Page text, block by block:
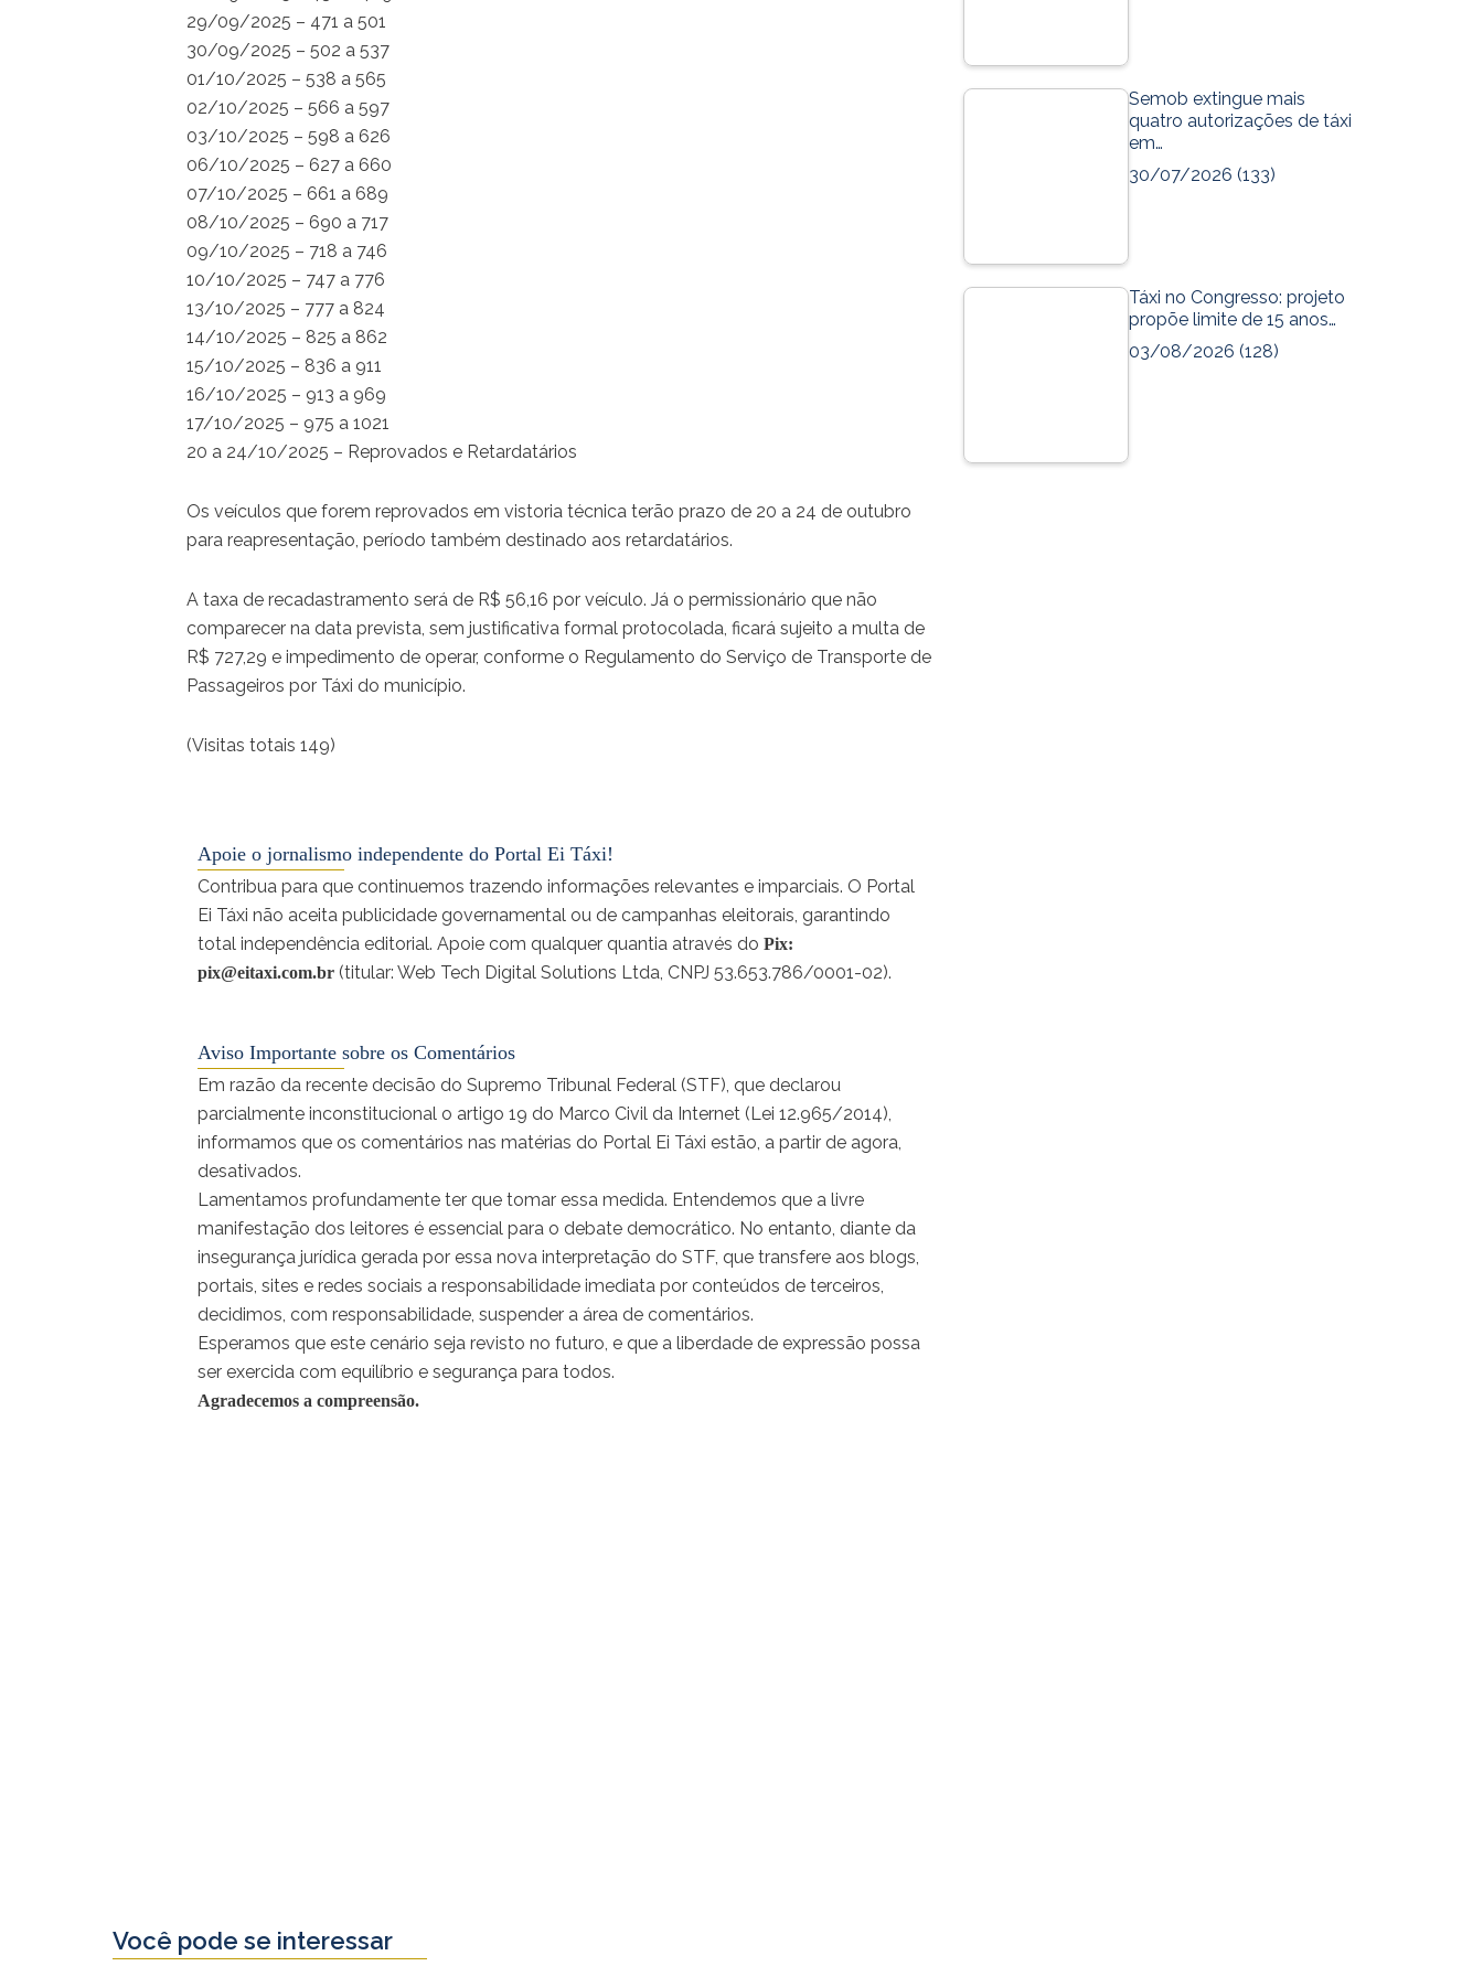
29/09/2025 – 471 a 501
30/09/2025 – 502 a 537
01/10/2025 – 538 a 565
02/10/2025 – 566 a 597
03/10/2025 – 598 a 626
06/10/2025 – 627 a 660
07/10/2025 – 661 a 689
08/10/2025 – 690 a 717
09/10/2025 – 718 a 746
10/10/2025 – 747 a 776
13/10/2025 – 777 a 824
14/10/2025 – 825 a 862
15/10/2025 – 836 a 911
16/10/2025 – 913 a 969
17/10/2025 – 975 a 1021
20 a 24/10/2025 – Reprovados e Retardatários
Os veículos que forem reprovados em vistoria técnica terão prazo de 20 a 24 de outubro
para reapresentação, período também destinado aos retardatários.
A taxa de recadastramento será de R$ 56,16 por veículo. Já o permissionário que não
comparecer na data prevista, sem justificativa formal protocolada, ficará sujeito a multa de
R$ 727,29 e impedimento de operar, conforme o Regulamento do Serviço de Transporte de
Passageiros por Táxi do município.
(Visitas totais 149)
Apoie o jornalismo independente do Portal Ei Táxi!
Contribua para que continuemos trazendo informações relevantes e imparciais. O Portal
Ei Táxi não aceita publicidade governamental ou de campanhas eleitorais, garantindo
total independência editorial. Apoie com qualquer quantia através do Pix:
pix@eitaxi.com.br (titular: Web Tech Digital Solutions Ltda, CNPJ 53.653.786/0001-02).
Aviso Importante sobre os Comentários
Em razão da recente decisão do Supremo Tribunal Federal (STF), que declarou
parcialmente inconstitucional o artigo 19 do Marco Civil da Internet (Lei 12.965/2014),
informamos que os comentários nas matérias do Portal Ei Táxi estão, a partir de agora,
desativados.
Lamentamos profundamente ter que tomar essa medida. Entendemos que a livre
manifestação dos leitores é essencial para o debate democrático. No entanto, diante da
insegurança jurídica gerada por essa nova interpretação do STF, que transfere aos blogs,
portais, sites e redes sociais a responsabilidade imediata por conteúdos de terceiros,
decidimos, com responsabilidade, suspender a área de comentários.
Esperamos que este cenário seja revisto no futuro, e que a liberdade de expressão possa
ser exercida com equilíbrio e segurança para todos.
Agradecemos a compreensão.
Semob extingue mais
quatro autorizações de táxi
em…
30/07/2026 (133)
Táxi no Congresso: projeto
propõe limite de 15 anos…
03/08/2026 (128)
Você pode se interessar